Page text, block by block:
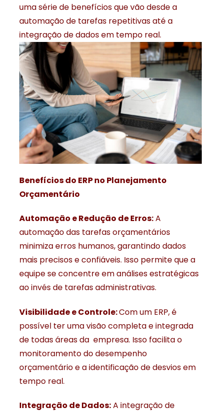
uma série de benefícios que vão desde a
automação de tarefas repetitivas até a
integração de dados em tempo real.
Benefícios do ERP no Planejamento
Orçamentário
Automação e Redução de Erros:A
automação das tarefas orçamentários
minimiza erros humanos, garantindo dados
mais precisos e confiáveis. Isso permite que a
equipe se concentre em análises estratégicas
ao invés de tarefas administrativas.
Visibilidade e Controle:Com um ERP, é
possível ter uma visão completa e integrada
de todas áreas da empresa. Isso facilita o
monitoramento do desempenho
orçamentário e a identificação de desvios em
tempo real.
Integração de Dados:A integração de